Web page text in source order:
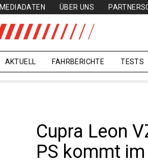
MEDIADATEN ÜBER UNS
AKTUELL FAHRBERICHTE TESTS
Cupra Leon
PS kommt